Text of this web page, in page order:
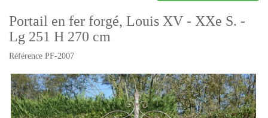
Portail en fer forgé, Louis XV - XXe S. -
Lg 251 H 270 cm
Référence PF-2007